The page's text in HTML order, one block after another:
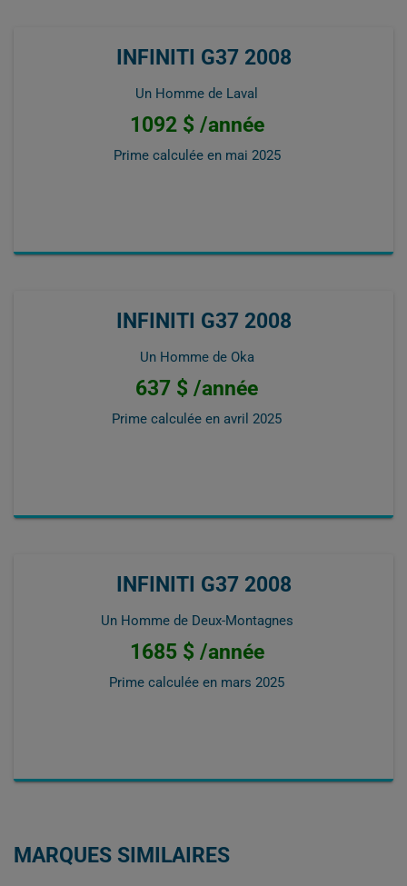
INFINITI G37 2008
Un Homme de Laval
1092 $ /année
Prime calculée en mai 2025
INFINITI G37 2008
Un Homme de Oka
637 $ /année
Prime calculée en avril 2025
INFINITI G37 2008
Un Homme de Deux-Montagnes
1685 $ /année
Prime calculée en mars 2025
MARQUES SIMILAIRES